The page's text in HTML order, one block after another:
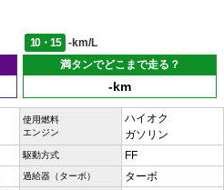
10・15
-km/L
満タンでどこまで走る？
-km
使用燃料
エンジン
ハイオク
ガソリン
駆動方式 FF
過給器（ターボ） ターボ